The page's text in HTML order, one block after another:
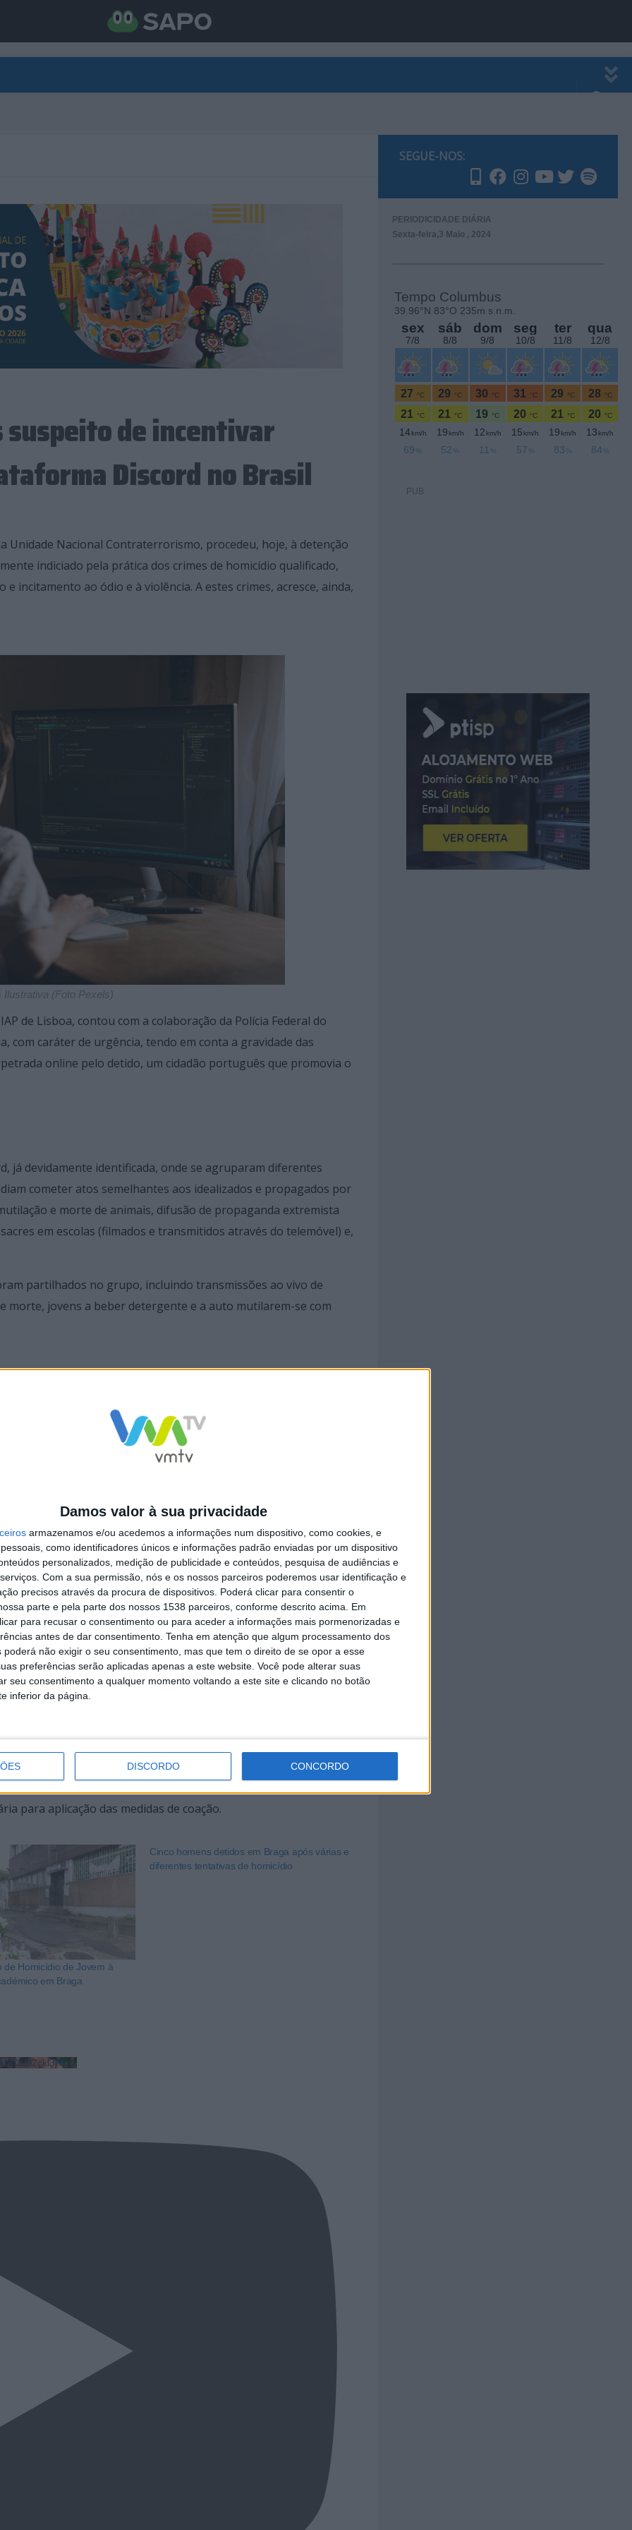
Damos valor à sua privacidade
armazenamos e/ou acedemos a informações num dispositivo, como cookies, e
como identificadores únicos e informações padrão enviadas por um dispositivo
personalizados, medição de publicidade e conteúdos, pesquisa de audiências e
Com a sua permissão, nós e os nossos parceiros poderemos usar identificação e
precisos através da procura de dispositivos. Poderá clicar para consentir o
parte e pela parte dos nossos 1538 parceiros, conforme descrito acima. Em
para recusar o consentimento ou para aceder a informações mais pormenorizadas e
antes de dar consentimento. Tenha em atenção que algum processamento dos
poderá não exigir o seu consentimento, mas que tem o direito de se opor a esse
preferências serão aplicadas apenas a este website. Você pode alterar suas
seu consentimento a qualquer momento voltando a este site e clicando no botão
inferior da página.
DISCORDO CONCORDO
suspeito de incentivar
Discord no Brasil
Unidade Nacional Contraterrorismo, procedeu, hoje, à detenção
indiciado pela prática dos crimes de homicídio qualificado,
incitamento ao ódio e à violência. A estes crimes, acresce, ainda,
Ilustrativa (Foto Pexels)
de Lisboa, contou com a colaboração da Polícia Federal do
com caráter de urgência, tendo em conta a gravidade das
online pelo detido, um cidadão português que promovia o
já devidamente identificada, onde se agruparam diferentes
cometer atos semelhantes aos idealizados e propagados por
e morte de animais, difusão de propaganda extremista
em escolas (filmados e transmitidos através do telemóvel) e,
partilhados no grupo, incluindo transmissões ao vivo de
morte, jovens a beber detergente e a auto mutilarem-se com
o jovem detido prestava conselhos quanto ao modus
aquando da preparação e prática dos crimes.
veio a decorrer o ataque com arma de fogo (um revólver
na morte de uma jovem do sexo feminino de 17 anos.
do crime partilhou inclusive imagens da arma e da balaclava
iria ocorrer.
criminalidade violenta e criminalidade especialmente violenta,
prioritária nos termos da Lei 51/2023 de 28 de agosto.
tendo apreendido um vasto acervo probatório, designadamente
linhas de investigação identificar, em termos internacionais,
nesta rede e neste tipo de condutas.
para aplicação das medidas de coação.
de Homicídio de Jovem à
em Braga
Cinco homens detidos em Braga após várias e
diferentes tentativas de homicídio
SEGUE-NOS:
PERIODICIDADE DIÁRIA
Sexta-feira,3 Maio , 2024
PUB